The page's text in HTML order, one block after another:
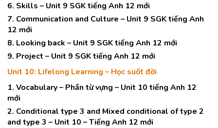
6. Skills – Unit 9 SGK tiếng Anh 12 mới
7. Communication and Culture – Unit 9 SGK tiếng Anh
12 mới
8. Looking back – Unit 9 SGK tiếng Anh 12 mới
9. Project – Unit 9 SGK tiếng Anh 12 mới
Unit 10: Lifelong Learning – Học suốt đời
1. Vocabulary – Phần từ vựng – Unit 10 tiếng Anh 12
mới
2. Conditional type 3 and Mixed conditional of type 2
and type 3 – Unit 10 – Tiếng Anh 12 mới